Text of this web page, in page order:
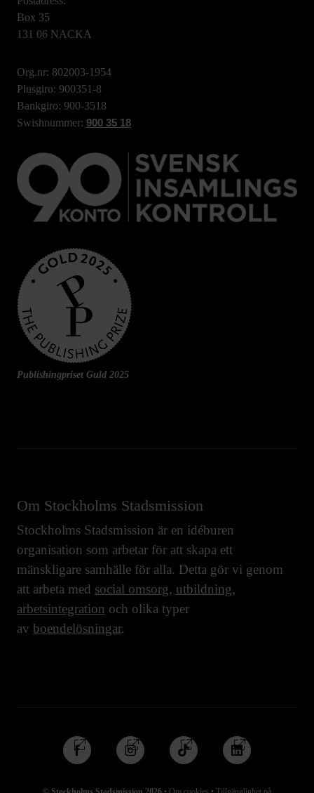
Box 35
131 06 NACKA
Org.nr: 802003-1954
Plusgiro: 900351-8
Bankgiro: 900-3518
Swishnummer: 900 35 18
Publishingpriset Guld 2025
Om Stockholms Stadsmission
Stockholms Stadsmission är en idéburen
organisation som arbetar för att skapa ett
mänskligare samhälle för alla. Detta gör vi genom
att arbeta med social omsorg, utbildning,
arbetsintegration och olika typer
av boendelösningar.
Följ
oss
Följ
oss
Följ
oss
Följ
oss